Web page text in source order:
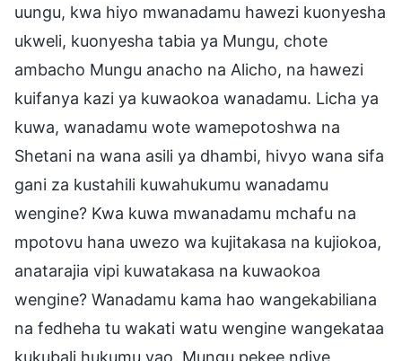
uungu, kwa hiyo mwanadamu hawezi kuonyesha
ukweli, kuonyesha tabia ya Mungu, chote
ambacho Mungu anacho na Alicho, na hawezi
kuifanya kazi ya kuwaokoa wanadamu. Licha ya
kuwa, wanadamu wote wamepotoshwa na
Shetani na wana asili ya dhambi, hivyo wana sifa
gani za kustahili kuwahukumu wanadamu
wengine? Kwa kuwa mwanadamu mchafu na
mpotovu hana uwezo wa kujitakasa na kujiokoa,
anatarajia vipi kuwatakasa na kuwaokoa
wengine? Wanadamu kama hao wangekabiliana
na fedheha tu wakati watu wengine wangekataa
kukubali hukumu yao. Mungu pekee ndiye